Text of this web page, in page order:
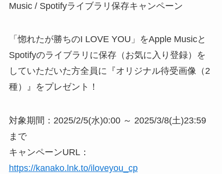
Music / Spotifyライブラリ保存キャンペーン
「惚れたが勝ちのI LOVE YOU」をApple Musicと
Spotifyのライブラリに保存（お気に入り登録）を
していただいた方全員に『オリジナル待受画像（2
種）』をプレゼント！
対象期間：2025/2/5(水)0:00 ～ 2025/3/8(土)23:59
まで
キャンペーンURL：
https://kanako.lnk.to/iloveyou_cp